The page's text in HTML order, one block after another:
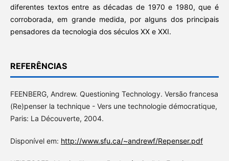
diferentes textos entre as décadas de 1970 e 1980, que é
corroborada, em grande medida, por alguns dos principais
pensadores da tecnologia dos séculos XX e XXI.
REFERÊNCIAS
FEENBERG, Andrew. Questioning Technology. Versão francesa
(Re)penser la technique - Vers une technologie démocratique,
Paris: La Découverte, 2004.
Disponível em: http://www.sfu.ca/~andrewf/Repenser.pdf